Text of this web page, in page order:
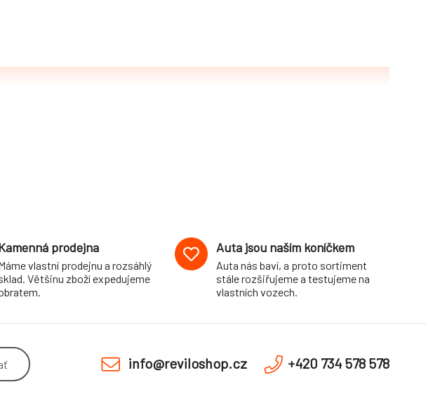
prodejna
vlastní prodejnu a rozsáhlý
Většinu zboží expedujeme
Auta jsou naším koníčkem
Auta nás baví, a proto sortiment
stále rozšiřujeme a testujeme na
vlastních vozech.
info@reviloshop.cz +420 734 578 578